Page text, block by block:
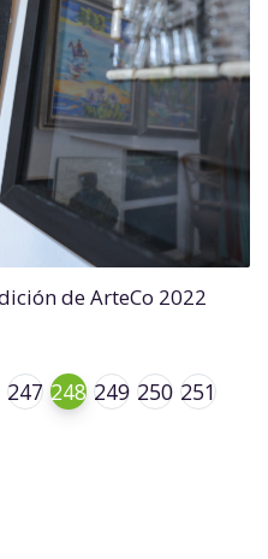
de ArteCo 2022
247 248 249 250 251